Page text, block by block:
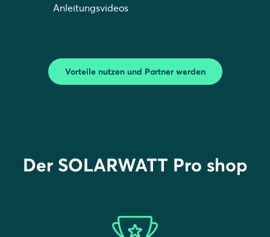
Anleitungsvideos
Vorteile nutzen und Partner werden
Der SOLARWATT Pro shop